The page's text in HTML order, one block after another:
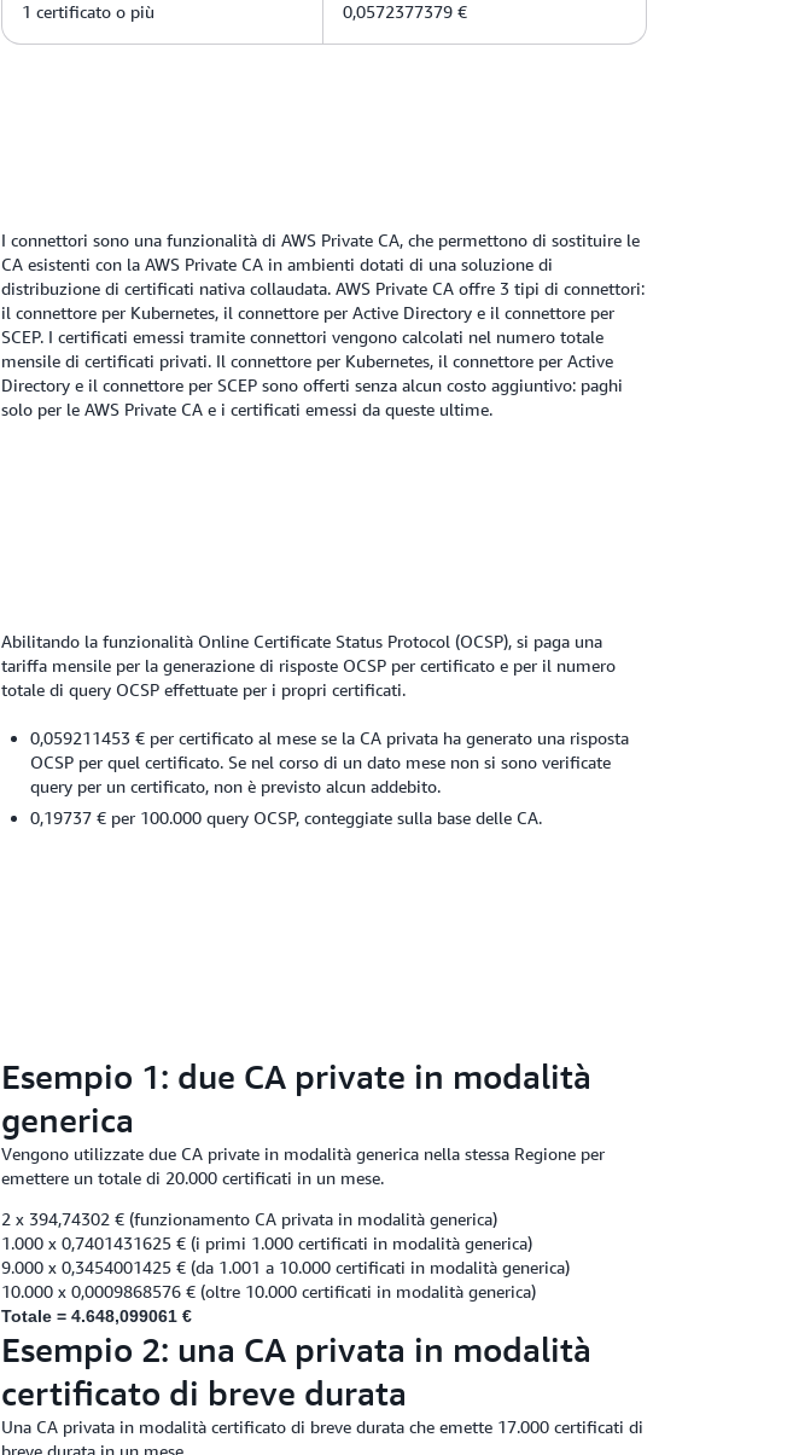
1 certificato o più 0,0572377379 €
I connettori sono una funzionalità di AWS Private CA, che permettono di sostituire le
CA esistenti con la AWS Private CA in ambienti dotati di una soluzione di
distribuzione di certificati nativa collaudata. AWS Private CA offre 3 tipi di connettori:
il connettore per Kubernetes, il connettore per Active Directory e il connettore per
SCEP. I certificati emessi tramite connettori vengono calcolati nel numero totale
mensile di certificati privati. Il connettore per Kubernetes, il connettore per Active
Directory e il connettore per SCEP sono offerti senza alcun costo aggiuntivo: paghi
solo per le AWS Private CA e i certificati emessi da queste ultime.
Abilitando la funzionalità Online Certificate Status Protocol (OCSP), si paga una
tariffa mensile per la generazione di risposte OCSP per certificato e per il numero
totale di query OCSP effettuate per i propri certificati.
0,059211453 € per certificato al mese se la CA privata ha generato una risposta
OCSP per quel certificato. Se nel corso di un dato mese non si sono verificate
query per un certificato, non è previsto alcun addebito.
0,19737 € per 100.000 query OCSP, conteggiate sulla base delle CA.
Esempio 1: due CA private in modalità
generica
Vengono utilizzate due CA private in modalità generica nella stessa Regione per
emettere un totale di 20.000 certificati in un mese.
2 x 394,74302 € (funzionamento CA privata in modalità generica)
1.000 x 0,7401431625 € (i primi 1.000 certificati in modalità generica)
9.000 x 0,3454001425 € (da 1.001 a 10.000 certificati in modalità generica)
10.000 x 0,0009868576 € (oltre 10.000 certificati in modalità generica)
Totale = 4.648,099061 €
Esempio 2: una CA privata in modalità
certificato di breve durata
Una CA privata in modalità certificato di breve durata che emette 17.000 certificati di
breve durata in un mese.